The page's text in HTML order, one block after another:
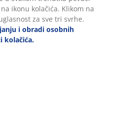
ikonu kolačića. Klikom na
za sve tri svrhe.
i obradi osobnih
kolačića.